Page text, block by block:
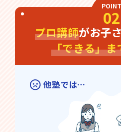
POINT
02
プロ講師がお子
「できる」ま
他塾では…